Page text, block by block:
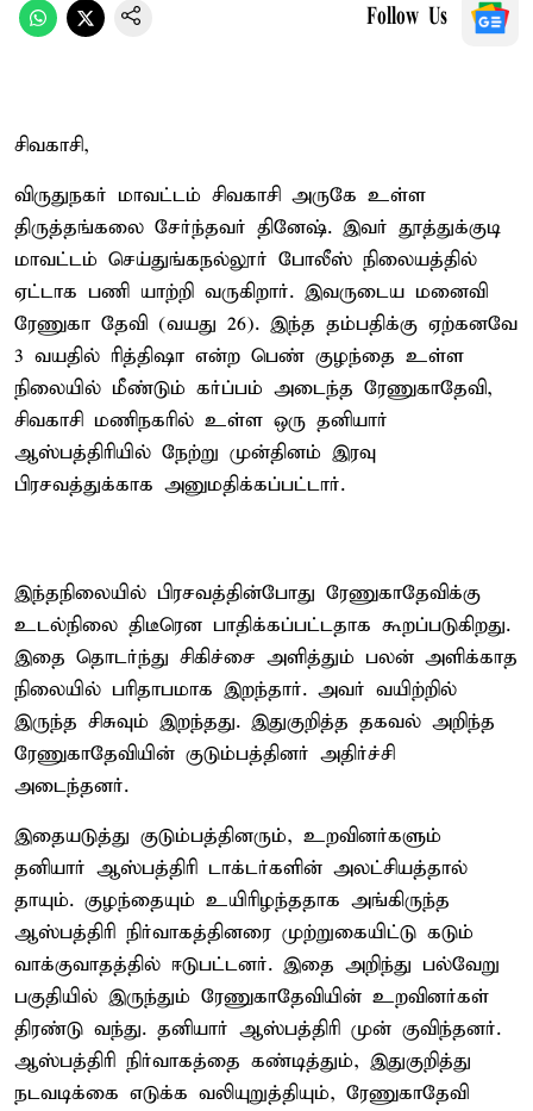
Follow Us
சிவகாசி,
விருதுநகர் மாவட்டம் சிவகாசி அருகே உள்ள
திருத்தங்கலை சேர்ந்தவர் தினேஷ். இவர் தூத்துக்குடி
மாவட்டம் செய்துங்கநல்லூர் போலீஸ் நிலையத்தில்
ஏட்டாக பணி யாற்றி வருகிறார். இவருடைய மனைவி
ரேணுகா தேவி (வயது 26). இந்த தம்பதிக்கு ஏற்கனவே
3 வயதில் ரித்திஷா என்ற பெண் குழந்தை உள்ள
நிலையில் மீண்டும் கர்ப்பம் அடைந்த ரேணுகாதேவி,
சிவகாசி மணிநகரில் உள்ள ஒரு தனியார்
ஆஸ்பத்திரியில் நேற்று முன்தினம் இரவு
பிரசவத்துக்காக அனுமதிக்கப்பட்டார்.
இந்தநிலையில் பிரசவத்தின்போது ரேணுகாதேவிக்கு
உடல்நிலை திடீரென பாதிக்கப்பட்டதாக கூறப்படுகிறது.
இதை தொடர்ந்து சிகிச்சை அளித்தும் பலன் அளிக்காத
நிலையில் பரிதாபமாக இறந்தார். அவர் வயிற்றில்
இருந்த சிசுவும் இறந்தது. இதுகுறித்த தகவல் அறிந்த
ரேணுகாதேவியின் குடும்பத்தினர் அதிர்ச்சி
அடைந்தனர்.
இதையடுத்து குடும்பத்தினரும், உறவினர்களும்
தனியார் ஆஸ்பத்திரி டாக்டர்களின் அலட்சியத்தால்
தாயும். குழந்தையும் உயிரிழந்ததாக அங்கிருந்த
ஆஸ்பத்திரி நிர்வாகத்தினரை முற்றுகையிட்டு கடும்
வாக்குவாதத்தில் ஈடுபட்டனர். இதை அறிந்து பல்வேறு
பகுதியில் இருந்தும் ரேணுகாதேவியின் உறவினர்கள்
திரண்டு வந்து. தனியார் ஆஸ்பத்திரி முன் குவிந்தனர்.
ஆஸ்பத்திரி நிர்வாகத்தை கண்டித்தும், இதுகுறித்து
நடவடிக்கை எடுக்க வலியுறுத்தியும், ரேணுகாதேவி